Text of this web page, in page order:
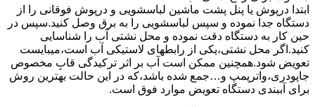
ابتدا درپوش یا پنل ﭘﺸﺖ ﻣﺎﺷﯿﻦ لباسشویی و درپوش ﻓﻮﻗﺎﻧﯽ را از
دستگاه ﺟﺪا ﻧﻤﻮده و ﺳﭙﺲ لباسشویی را ﺑﻪ ﺑﺮق وصل ﮐﻨﯿﺪ.سپس در
حین کار به دستگاه دقت نموده و ﻣﺤﻞ نشتی آب را ﺷﻨﺎﺳﺎﯾﯽ
کنید.اﮔﺮ ﻣﺤﻞ نشتی،ﯾﮑﯽ از رابطهای ﻻﺳﺘﯿﮑﯽ آب اﺳﺖ،میبایست
ﺗﻌﻮﯾﺾ شود.همچنین ﻣﻤﮑﻦ اﺳﺖ آب بر اثر ﺗﺮﮐﯿﺪﮔﯽ قابِ ﻣﺨﺼﻮص
ﺟﺎﭘﻮدری،واترپمپ و…جمع شده ﺑﺎﺷﺪ،ﮐﻪ در این حالت بهترین روش
برای آببندی دستگاه ﺗﻌﻮﯾﺾ ﻣﻮارد ﻓﻮق اﺳﺖ.